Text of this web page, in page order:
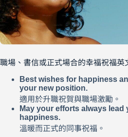
職場、書信或正式場合的幸福祝福英
Best wishes for happiness
your new position.
適用於升職祝賀與職場激勵。
May your efforts always lead
happiness.
溫暖而正式的同事祝福。